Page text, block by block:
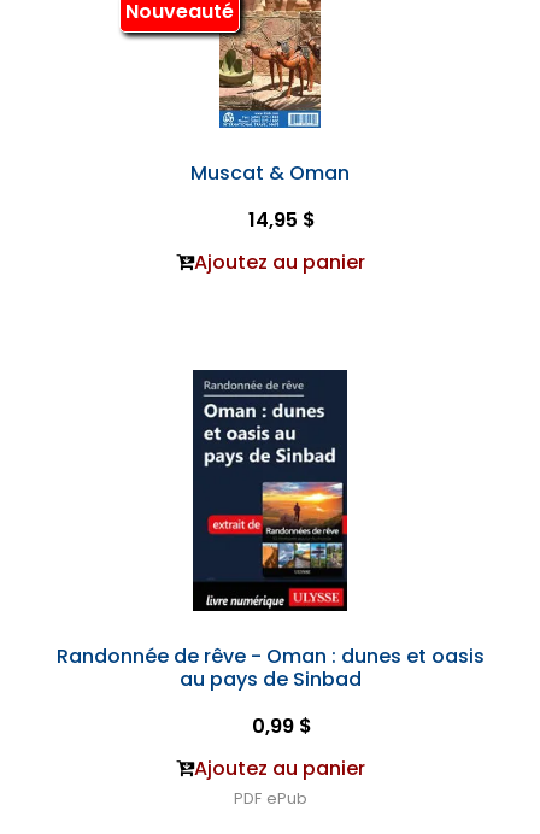
Nouveauté
Muscat & Oman
14,95 $
Ajoutez au panier
Randonnée de rêve - Oman : dunes et oasis
au pays de Sinbad
0,99 $
Ajoutez au panier
PDF ePub